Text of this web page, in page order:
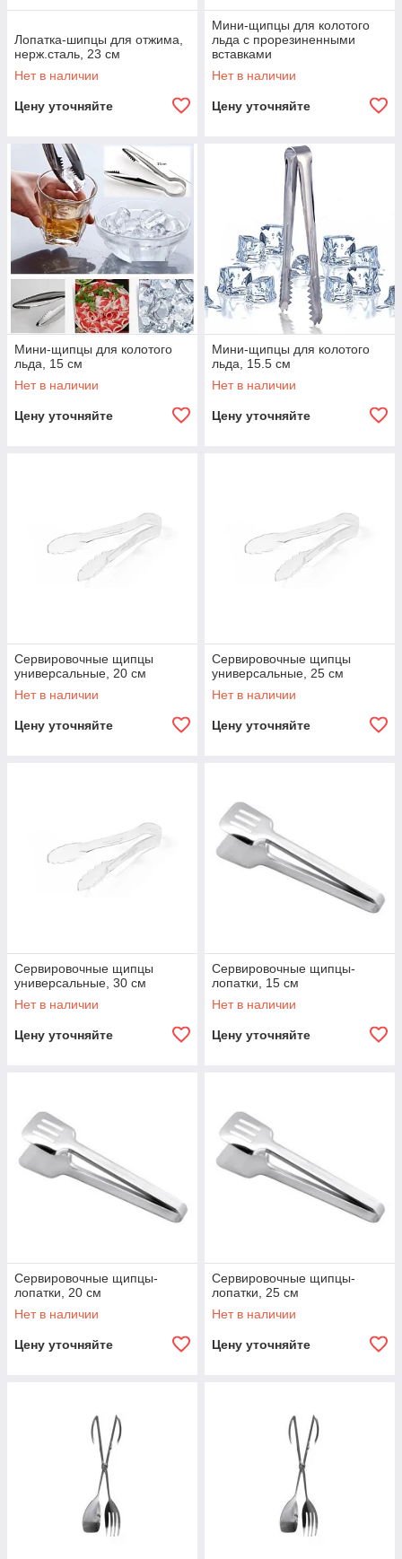
Лопатка-шипцы для отжима,
нерж.сталь, 23 см
Нет в наличии
Цену уточняйте
Мини-щипцы для колотого
льда с прорезиненными
вставками
Нет в наличии
Цену уточняйте
Мини-щипцы для колотого
льда, 15 см
Нет в наличии
Цену уточняйте
Мини-щипцы для колотого
льда, 15.5 см
Нет в наличии
Цену уточняйте
Сервировочные щипцы
универсальные, 20 см
Нет в наличии
Цену уточняйте
Сервировочные щипцы
универсальные, 25 см
Нет в наличии
Цену уточняйте
Сервировочные щипцы
универсальные, 30 см
Нет в наличии
Цену уточняйте
Сервировочные щипцы-
лопатки, 15 см
Нет в наличии
Цену уточняйте
Сервировочные щипцы-
лопатки, 20 см
Нет в наличии
Цену уточняйте
Сервировочные щипцы-
лопатки, 25 см
Нет в наличии
Цену уточняйте